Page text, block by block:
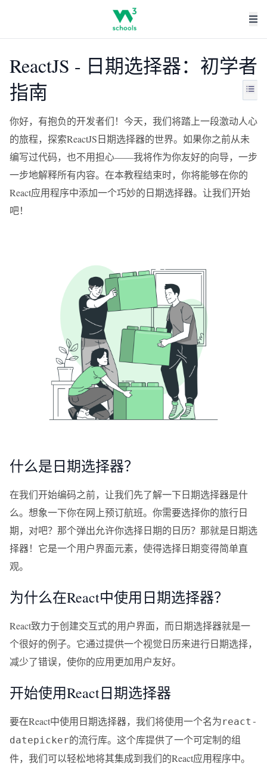
ReactJS - 日期选择器：初学者
指南
你好，有抱负的开发者们！今天，我们将踏上一段激动人心
的旅程，探索ReactJS日期选择器的世界。如果你之前从未
编写过代码，也不用担心——我将作为你友好的向导，一步
一步地解释所有内容。在本教程结束时，你将能够在你的
React应用程序中添加一个巧妙的日期选择器。让我们开始
吧！
什么是日期选择器？
在我们开始编码之前，让我们先了解一下日期选择器是什
么。想象一下你在网上预订航班。你需要选择你的旅行日
期，对吧？那个弹出允许你选择日期的日历？那就是日期选
择器！它是一个用户界面元素，使得选择日期变得简单直
观。
为什么在React中使用日期选择器？
React致力于创建交互式的用户界面，而日期选择器就是一
个很好的例子。它通过提供一个视觉日历来进行日期选择，
减少了错误，使你的应用更加用户友好。
开始使用React日期选择器
要在React中使用日期选择器，我们将使用一个名为react-
datepicker的流行库。这个库提供了一个可定制的组
件，我们可以轻松地将其集成到我们的React应用程序中。